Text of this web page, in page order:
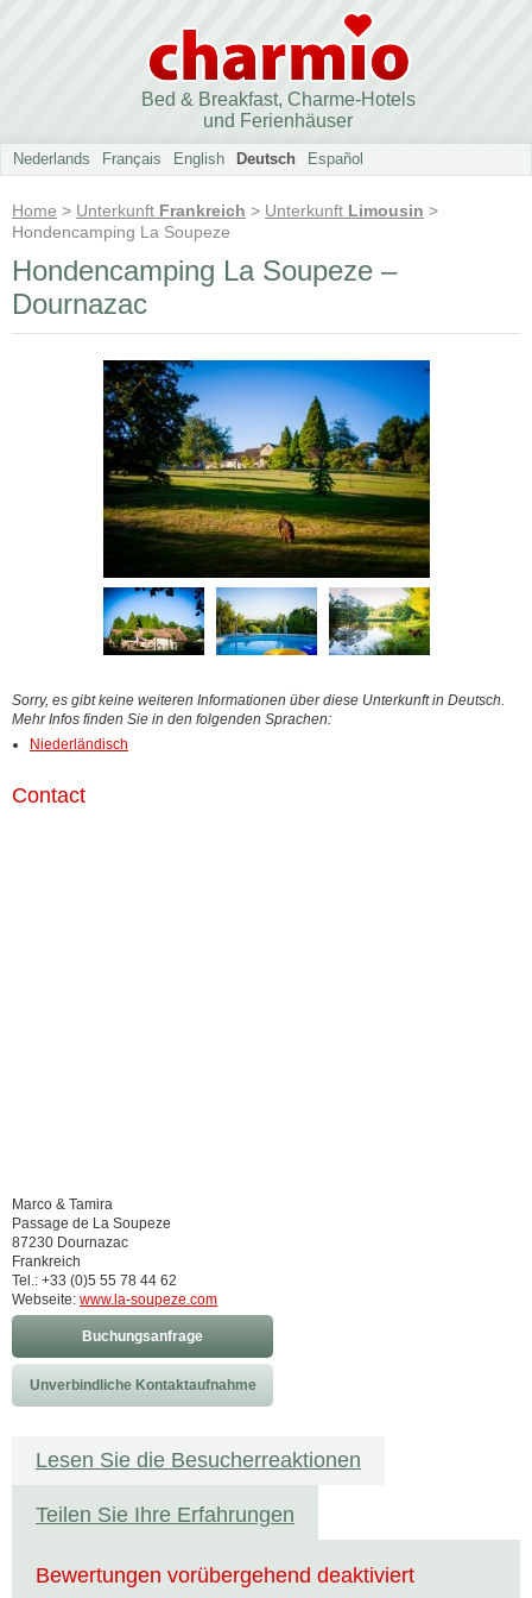
Bed & Breakfast, Charme-Hotels
und Ferienhäuser
Nederlands Français English Deutsch Español
Home > Unterkunft Frankreich > Unterkunft Limousin >
Hondencamping La Soupeze
Hondencamping La Soupeze –
Dournazac
Sorry, es gibt keine weiteren Informationen über diese Unterkunft in Deutsch.
Mehr Infos finden Sie in den folgenden Sprachen:
Niederländisch
Contact
Marco & Tamira
Passage de La Soupeze
87230 Dournazac
Frankreich
Tel.: +33 (0)5 55 78 44 62
Webseite: www.la-soupeze.com
Buchungsanfrage
Unverbindliche Kontaktaufnahme
Lesen Sie die Besucherreaktionen
Teilen Sie Ihre Erfahrungen
Bewertungen vorübergehend deaktiviert